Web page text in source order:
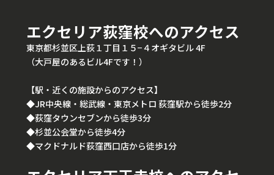
エクセリア荻窪校へのアクセス
東京都杉並区上荻１丁目１５−４オギタビル 4F
（大戸屋のあるビル4Fです！）
【駅・近くの施設からのアクセス】
◆JR中央線・総武線・東京メトロ 荻窪駅から徒歩2分
◆荻窪タウンセブンから徒歩3分
◆杉並公会堂から徒歩4分
◆マクドナルド荻窪西口店から徒歩1分